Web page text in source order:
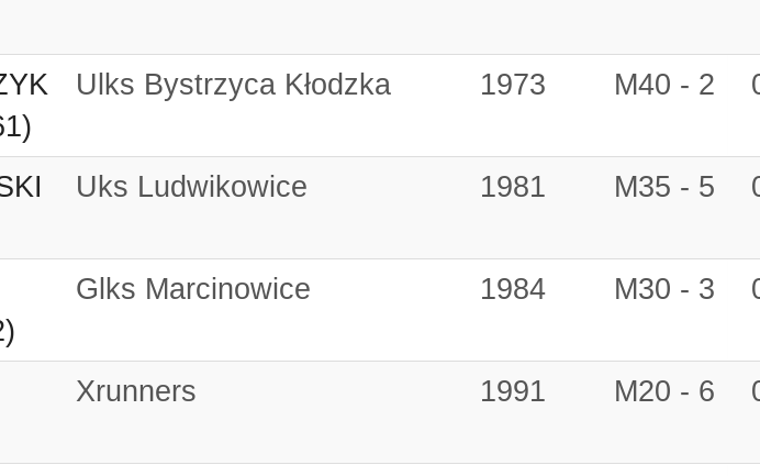
Ulks Bystrzyca Kłodzka 1973 M40 - 2
Uks Ludwikowice 1981 M35 - 5
Glks Marcinowice 1984 M30 - 3
Xrunners 1991 M20 - 6